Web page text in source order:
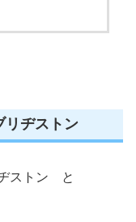
ヂストン
ストン と